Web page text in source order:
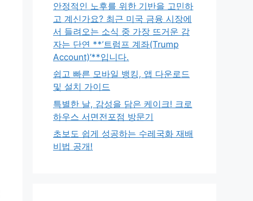
안정적인 노후를 위한 기반을 고민하
고 계신가요? 최근 미국 금융 시장에
서 들려오는 소식 중 가장 뜨거운 감
자는 단연 **’트럼프 계좌(Trump
Account)’**입니다.
쉽고 빠른 모바일 뱅킹, 앱 다운로드
및 설치 가이드
특별한 날, 감성을 담은 케이크! 크로
하우스 서면전포점 방문기
초보도 쉽게 성공하는 수레국화 재배
비법 공개!